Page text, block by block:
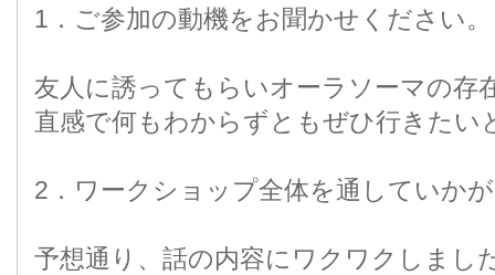
1．ご参加の動機をお聞かせください。
友人に誘ってもらいオーラソーマの存
直感で何もわからずともぜひ行きたい
2．ワークショップ全体を通していか
予想通り、話の内容にワクワクしまし